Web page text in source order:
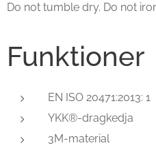
Do not tumble dry. Do not
Funktioner
EN ISO 20471:2013: 1
YKK®-dragkedja
3M-material